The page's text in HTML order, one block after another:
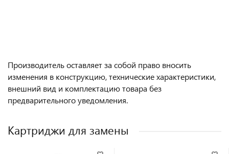
Производитель оставляет за собой право вносить
изменения в конструкцию, технические характеристики,
внешний вид и комплектацию товара без
предварительного уведомления.
Картриджи для замены